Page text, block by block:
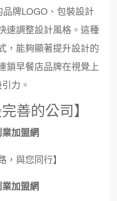
牌LOGO、包裝設計
速調整設計風格。這種
，能夠顯著提升設計的
鎖早餐店品牌在視覺上
力。
善的公司】
加盟網
，與您同行】
加盟網